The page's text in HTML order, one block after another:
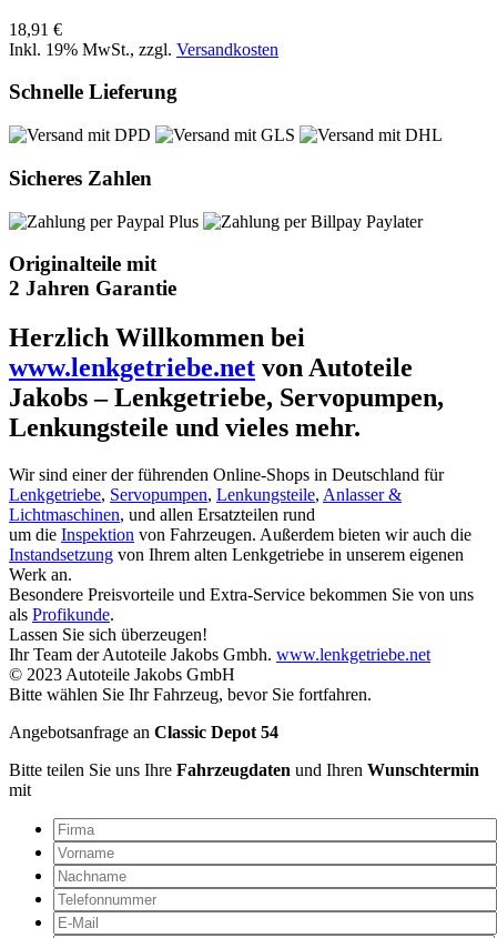
18,91 €
Inkl. 19% MwSt., zzgl. Versandkosten
Schnelle Lieferung
Sicheres Zahlen
Originalteile mit
2 Jahren Garantie
Herzlich Willkommen bei
www.lenkgetriebe.net von Autoteile
Jakobs – Lenkgetriebe, Servopumpen,
Lenkungsteile und vieles mehr.
Wir sind einer der führenden Online-Shops in Deutschland für
Lenkgetriebe, Servopumpen, Lenkungsteile, Anlasser &
Lichtmaschinen, und allen Ersatzteilen rund
um die Inspektion von Fahrzeugen. Außerdem bieten wir auch die
Instandsetzung von Ihrem alten Lenkgetriebe in unserem eigenen
Werk an.
Besondere Preisvorteile und Extra-Service bekommen Sie von uns
als Profikunde.
Lassen Sie sich überzeugen!
Ihr Team der Autoteile Jakobs Gmbh. www.lenkgetriebe.net
© 2023 Autoteile Jakobs GmbH
Bitte wählen Sie Ihr Fahrzeug, bevor Sie fortfahren.
Angebotsanfrage an Classic Depot 54
Bitte teilen Sie uns Ihre Fahrzeugdaten und Ihren Wunschtermin
mit